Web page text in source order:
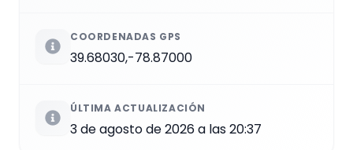
COORDENADAS GPS
39.68030,-78.87000
ÚLTIMA ACTUALIZACIÓN
3 de agosto de 2026 a las 20:37